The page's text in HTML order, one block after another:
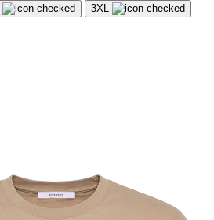
3XL